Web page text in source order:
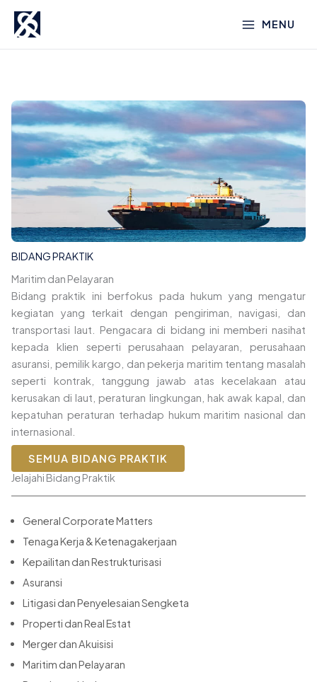
konten
MENU
BIDANG PRAKTIK
Maritim dan Pelayaran
Bidang praktik ini berfokus pada hukum yang mengatur
kegiatan yang terkait dengan pengiriman, navigasi, dan
transportasi laut. Pengacara di bidang ini memberi nasihat
kepada klien seperti perusahaan pelayaran, perusahaan
asuransi, pemilik kargo, dan pekerja maritim tentang masalah
seperti kontrak, tanggung jawab atas kecelakaan atau
kerusakan di laut, peraturan lingkungan, hak awak kapal, dan
kepatuhan peraturan terhadap hukum maritim nasional dan
internasional.
SEMUA BIDANG PRAKTIK
Jelajahi Bidang Praktik
General Corporate Matters
Tenaga Kerja & Ketenagakerjaan
Kepailitan dan Restrukturisasi
Asuransi
Litigasi dan Penyelesaian Sengketa
Properti dan Real Estat
Merger dan Akuisisi
Maritim dan Pelayaran